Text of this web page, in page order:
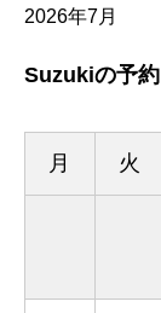
2026年7月
Suzukiの予約
月 火